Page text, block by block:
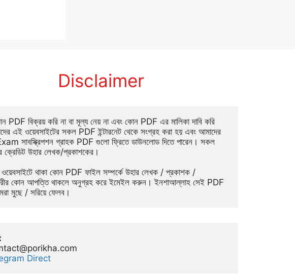
Disclaimer
PDF বিক্রয় করি না বা মূল্য নেয় না এবং কোন PDF এর মালিকা দাবি করি
এই ওয়েবসাইটের সকল PDF ইন্টারনেট থেকে সংগ্রহ করা হয় এবং আমাদের
সাবস্ক্রিপশন গ্রাহক PDF গুলো ফ্রিতে ডাউনলোড দিতে পারেন। সকল
উহার লেখক/প্রকাশকের।
কোন আপত্তি থাকলে অনুগ্রহ করে ইমেইল করুন। ইনশাআল্লাহ সেই PDF
মুছে / সরিয়ে ফেলব।
Direct